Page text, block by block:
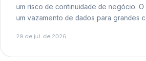
um risco de continuidade de negócio. O custo médio de
um vazamento de dados para grandes
reputacional e o risco regulatório junto
29 de jul. de 2026